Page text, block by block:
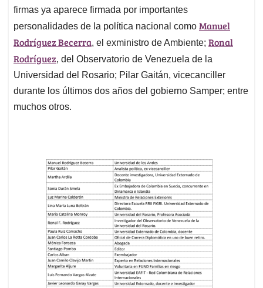
firmas ya aparece firmada por importantes
personalidades de la política nacional como Manuel
Rodríguez Becerra, el exministro de Ambiente; Ronal
Rodríguez, del Observatorio de Venezuela de la
Universidad del Rosario; Pilar Gaitán, vicecanciller
durante los últimos dos años del gobierno Samper; entre
muchos otros.